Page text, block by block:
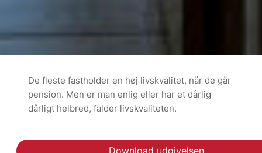
De fleste fastholder en høj livskvalitet, når de går
pension. Men er man enlig eller har et dårlig
dårligt helbred, falder livskvaliteten.
Download udgivelsen